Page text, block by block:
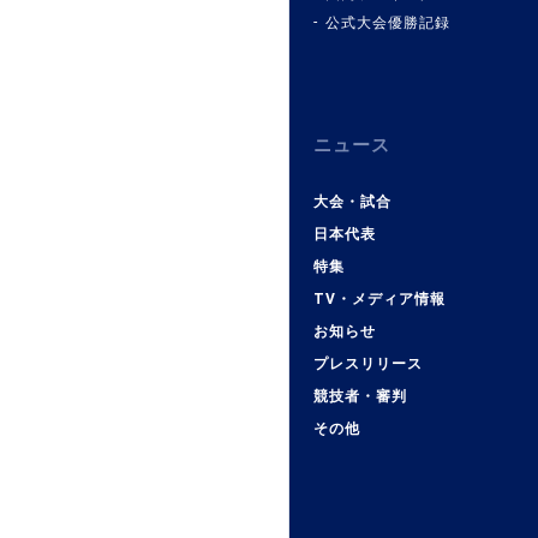
公式大会優勝記録
ニュース
大会・試合
日本代表
特集
TV・メディア情報
お知らせ
プレスリリース
競技者・審判
その他